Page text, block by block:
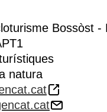
Bossòst -
natura